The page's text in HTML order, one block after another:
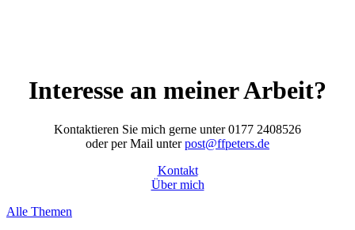
Interesse an meiner Arbeit?
Kontaktieren Sie mich gerne unter 0177 2408526
oder per Mail unterpost@ffpeters.de
Kontakt
Über mich
Alle Themen